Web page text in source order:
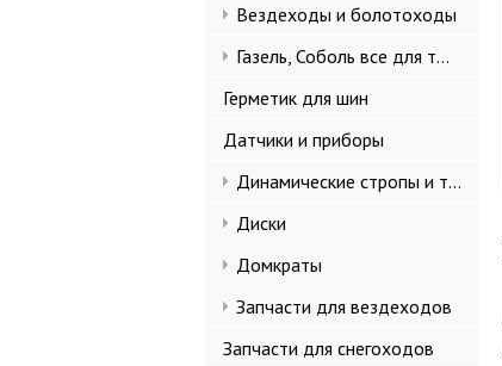
Вездеходы и болотоходы
Газель, Соболь все для тюнинга
Герметик для шин
Датчики и приборы
Динамические стропы и такелаж
Диски
Домкраты
Запчасти для вездеходов
Запчасти для снегоходов